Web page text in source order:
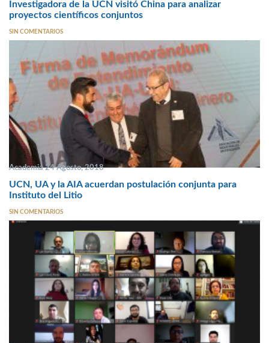
Investigadora de la UCN visitó China para analizar
proyectos científicos conjuntos
SIN COMENTARIOS
Academia 24 Agosto, 2018
UCN, UA y la AIA acuerdan postulación conjunta para
Instituto del Litio
SIN COMENTARIOS